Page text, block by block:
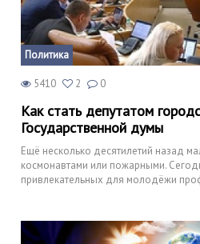
Политика
5410 2 0
Как стать депутатом
Государственной думы
Ещё несколько десятилетий назад
космонавтами или пожарными.
привлекательных для молодёжи